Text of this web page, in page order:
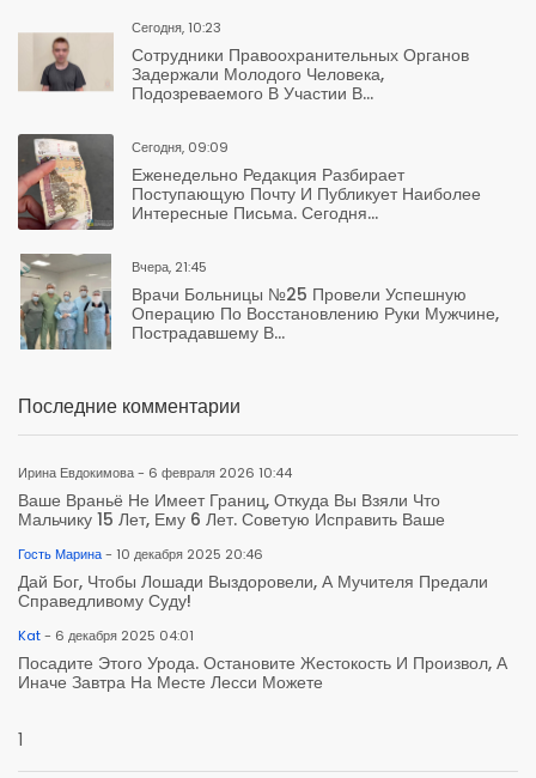
Сегодня, 10:23
Сотрудники Правоохранительных Органов
Задержали Молодого Человека,
Подозреваемого В Участии В...
Сегодня, 09:09
Еженедельно Редакция Разбирает
Поступающую Почту И Публикует Наиболее
Интересные Письма. Сегодня...
Вчера, 21:45
Врачи Больницы №25 Провели Успешную
Операцию По Восстановлению Руки Мужчине,
Пострадавшему В...
Последние комментарии
Ирина Евдокимова - 6 февраля 2026 10:44
Ваше Враньё Не Имеет Границ, Откуда Вы Взяли Что
Мальчику 15 Лет, Ему 6 Лет. Советую Исправить Ваше
Гость Марина- 10 декабря 2025 20:46
Дай Бог, Чтобы Лошади Выздоровели, А Мучителя Предали
Справедливому Суду!
Kat- 6 декабря 2025 04:01
Посадите Этого Урода. Остановите Жестокость И Произвол, А
Иначе Завтра На Месте Лесси Можете
1